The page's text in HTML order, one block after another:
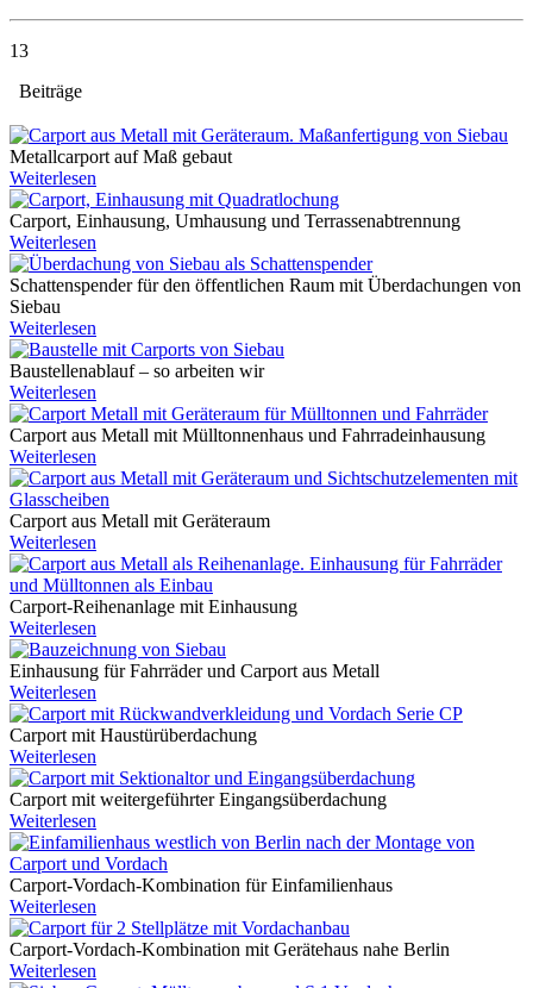
13
Beiträge
Metallcarport auf Maß gebaut
Weiterlesen
Carport, Einhausung, Umhausung und Terrassenabtrennung
Weiterlesen
Schattenspender für den öffentlichen Raum mit Überdachungen von
Siebau
Weiterlesen
Baustellenablauf – so arbeiten wir
Weiterlesen
Carport aus Metall mit Mülltonnenhaus und Fahrradeinhausung
Weiterlesen
Carport aus Metall mit Geräteraum
Weiterlesen
Carport-Reihenanlage mit Einhausung
Weiterlesen
Einhausung für Fahrräder und Carport aus Metall
Weiterlesen
Carport mit Haustürüberdachung
Weiterlesen
Carport mit weitergeführter Eingangsüberdachung
Weiterlesen
Carport-Vordach-Kombination für Einfamilienhaus
Weiterlesen
Carport-Vordach-Kombination mit Gerätehaus nahe Berlin
Weiterlesen